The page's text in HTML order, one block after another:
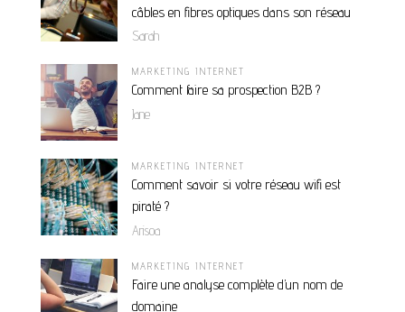
câbles en fibres optiques dans son réseau
Sarah
MARKETING INTERNET
Comment faire sa prospection B2B ?
Jane
MARKETING INTERNET
Comment savoir si votre réseau wifi est
piraté ?
Arisoa
MARKETING INTERNET
Faire une analyse complète d’un nom de
domaine